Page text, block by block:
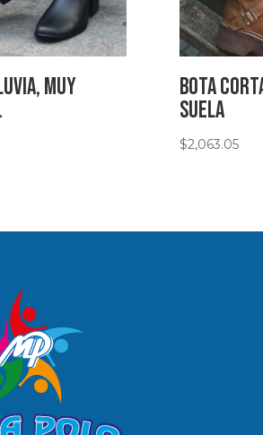
muy
Bota
Suela
$2,063.05